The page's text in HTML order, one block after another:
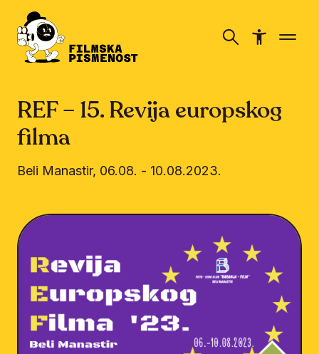
REF – 15. Revija europskog
filma
Beli Manastir, 06.08. - 10.08.2023.